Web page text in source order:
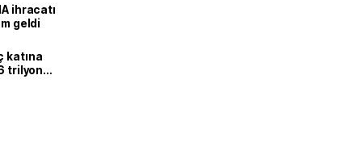
ihracatı
geldi
katına
trilyon